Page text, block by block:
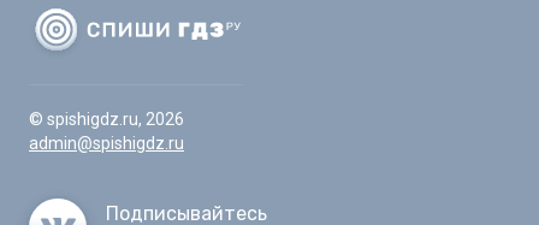
© spishigdz.ru, 2026
admin@spishigdz.ru
Подписывайтесь